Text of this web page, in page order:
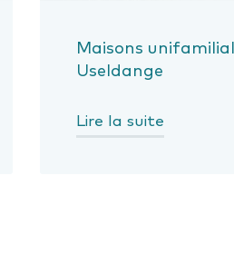
Maisons
Useldange
Lire la suite